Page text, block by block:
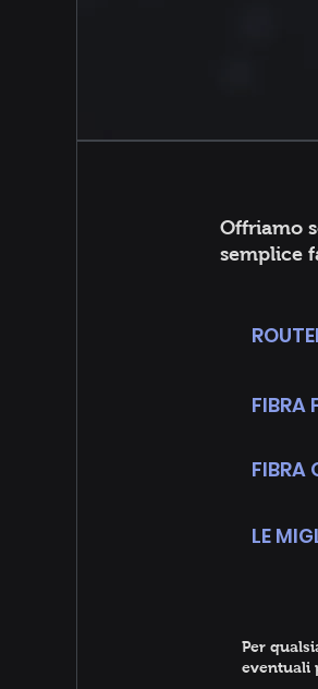
Offriamo
semplice
FIBRA
FIBRA
LE
Per
eventuali